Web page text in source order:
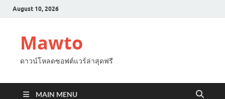
August 10, 2026
Mawto
ดาวน์โหลดซอฟต์แวร์ล่าสุดฟรี
MAIN MENU